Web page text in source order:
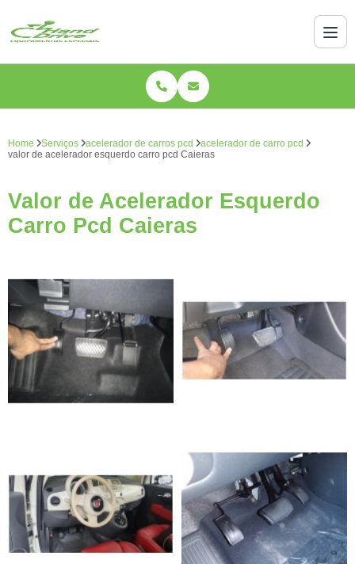
Home Serviços acelerador de carros pcd
acelerador de carro pcd
valor de acelerador esquerdo carro pcd Caieras
Valor de Acelerador Esquerdo
Carro Pcd Caieras